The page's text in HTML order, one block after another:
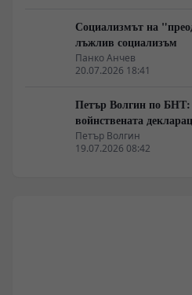
Социализмът на
лъжлив социализъм
Панко Анчев
20.07.2026 18:41
Петър Волгин по БНТ:
войнствената
Петър Волгин
19.07.2026 08:42